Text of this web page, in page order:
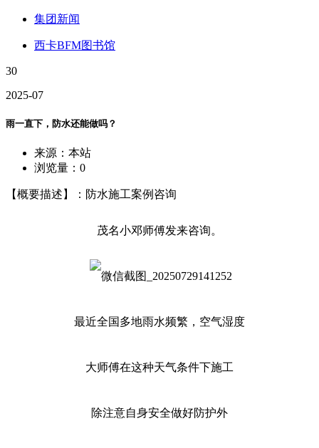
集团新闻
西卡BFM图书馆
30
2025-07
雨一直下，防水还能做吗？
来源：本站
浏览量： 0
【概要描述】：防水施工案例咨询
茂名小邓师傅发来咨询。
最近全国多地雨水频繁，空气湿度
大师傅在这种天气条件下施工
除注意自身安全做好防护外